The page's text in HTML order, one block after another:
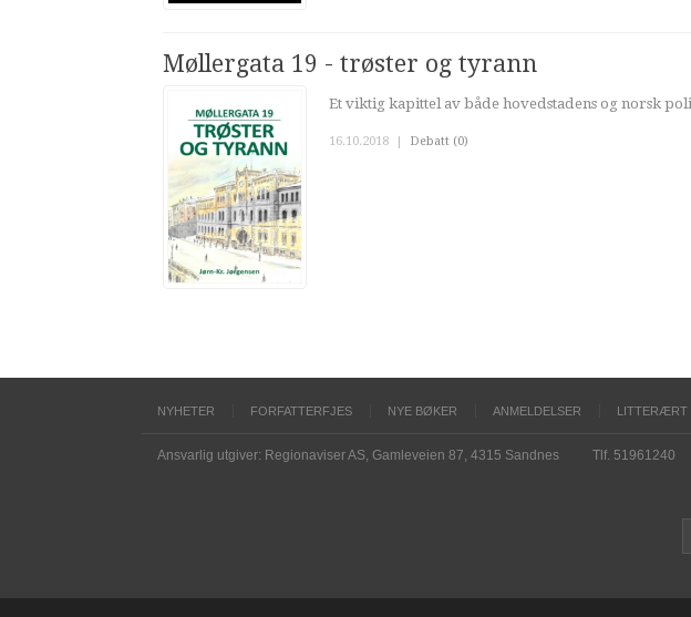
Møllergata 19 - trøster og tyrann
Et viktig kapittel av både hovedstadens og norsk
16.10.2018 Debatt (0)
NYHETER FORFATTERFJES NYE BØKER ANMELDELSER LITTERÆRT
Ansvarlig utgiver: Regionaviser AS, Gamleveien 87, 4315 Sandnes Tlf. 51961240